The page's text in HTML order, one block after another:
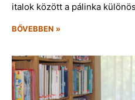
italok között a pálinka
BŐVEBBEN »